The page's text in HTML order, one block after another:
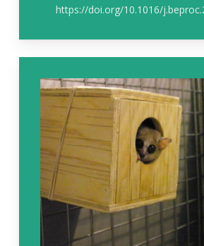
https://doi.org/10.1016/